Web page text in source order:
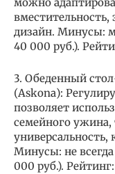
дизайн. Минусы:
40 000 руб.).
3. Обеденный
(Askona):
позволяет
семейного
Минусы: не
000 руб.).